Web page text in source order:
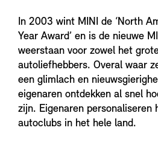
In 2003 wint MINI de ‘North
Year Award’ en is de nieuwe
weerstaan voor zowel het
autoliefhebbers. Overal waar
een glimlach en
eigenaren ontdekken al snel
zijn. Eigenaren personaliseren
autoclubs in het hele land.